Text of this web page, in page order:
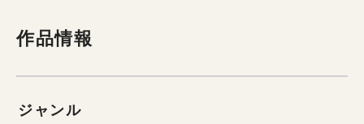
作品情報
ジャンル